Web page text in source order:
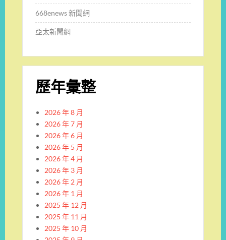
668enews 新聞網
亞太新聞網
歷年彙整
2026 年 8 月
2026 年 7 月
2026 年 6 月
2026 年 5 月
2026 年 4 月
2026 年 3 月
2026 年 2 月
2026 年 1 月
2025 年 12 月
2025 年 11 月
2025 年 10 月